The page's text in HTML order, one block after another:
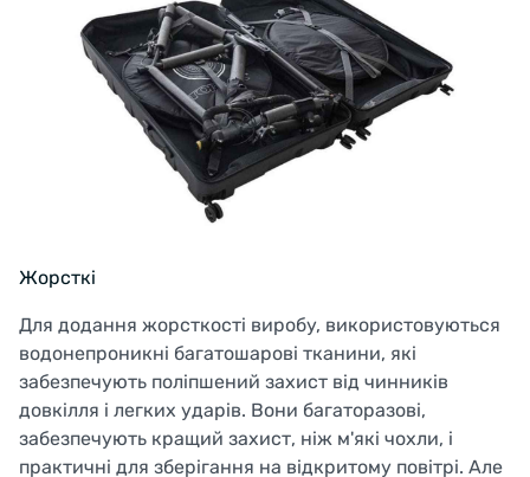
Жорсткі
Для додання жорсткості виробу, використовуються
водонепроникні багатошарові тканини, які
забезпечують поліпшений захист від чинників
довкілля і легких ударів. Вони багаторазові,
забезпечують кращий захист, ніж м'які чохли, і
практичні для зберігання на відкритому повітрі. Але